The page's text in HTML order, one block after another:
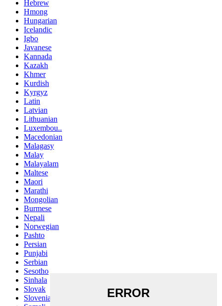
Hebrew
Hmong
Hungarian
Icelandic
Igbo
Javanese
Kannada
Kazakh
Khmer
Kurdish
Kyrgyz
Latin
Latvian
Lithuanian
Luxembou..
Macedonian
Malagasy
Malay
Malayalam
Maltese
Maori
Marathi
Mongolian
Burmese
Nepali
Norwegian
Pashto
Persian
Punjabi
Serbian
Sesotho
Sinhala
Slovak
Slovenian